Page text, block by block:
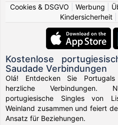
gefiel das Profil von
iPhone erstellt ein Konto
Safado73k iPhone erstellt ein
Mick72 machte Aktuelles zu
Informationen
Cookies & DSGVO
Werbung
Kindersicherheit
Kostenlose
Saudade Verbindungen
Olá! Entdecken Sie
herzliche Verbindungen.
portugiesische Singles von
Weinland zusammen und feiert
Ansatz für Beziehungen.